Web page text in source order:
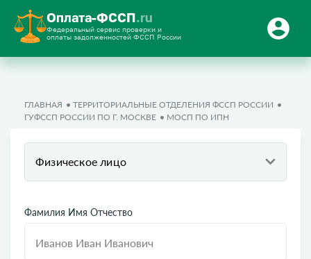
Оплата-ФССП.ru
Федеральный сервис проверки и
оплаты задолженностей ФССП России
ГЛАВНАЯ
ТЕРРИТОРИАЛЬНЫЕ ОТДЕЛЕНИЯ ФССП РОССИИ
ГУФССП РОССИИ ПО Г. МОСКВЕ
МОСП ПО ИПН
Физическое лицо
Фамилия Имя Отчество